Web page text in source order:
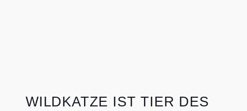
WILDKATZE IST TIER DES